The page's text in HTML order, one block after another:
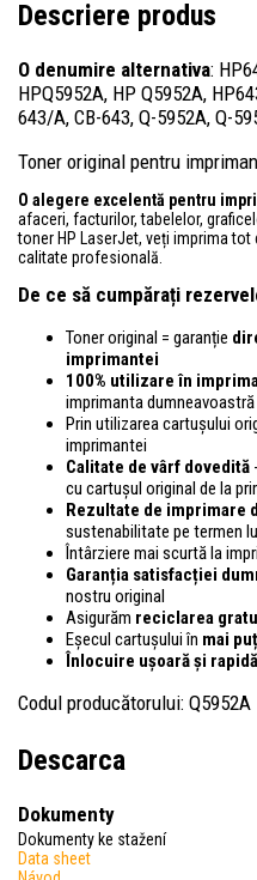
Descriere produs
O denumire alternativa:
HPQ5952A, HP Q5952A,
643/A, CB-643, Q-5952A, Q-
Toner original pentru
O alegere excelentă pentru
afaceri, facturilor, tabelelor,
toner HP LaserJet, veți imprima
calitate profesională.
De ce să cumpărați
Toner original = garanție
imprimantei
100% utilizare în
imprimanta dumneavoastră
Prin utilizarea cartușului
imprimantei
Calitate de vârf dovedită
cu cartușul original de la
Rezultate de imprimare
sustenabilitate pe termen
Întârziere mai scurtă la
Garanția satisfacției
nostru original
Asigurăm reciclarea
Eșecul cartușului în mai
Înlocuire ușoară și rapidă
Codul producătorului: Q5952A
Descarca
Dokumenty
Dokumenty ke stažení
Data sheet